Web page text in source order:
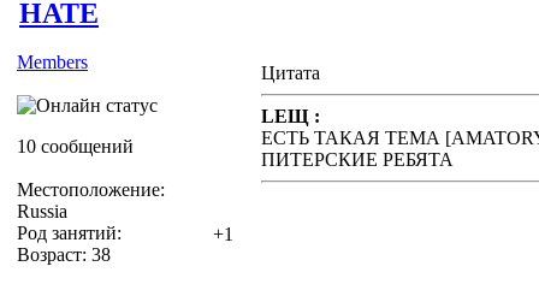
HATE
Members
10 сообщений
Местоположение:
Russia
Род занятий:
Возраст: 38
Цитата
LEЩ :
ЕСТЬ ТАКАЯ ТЕМА
ПИТЕРСКИЕ РЕБЯТА
+1